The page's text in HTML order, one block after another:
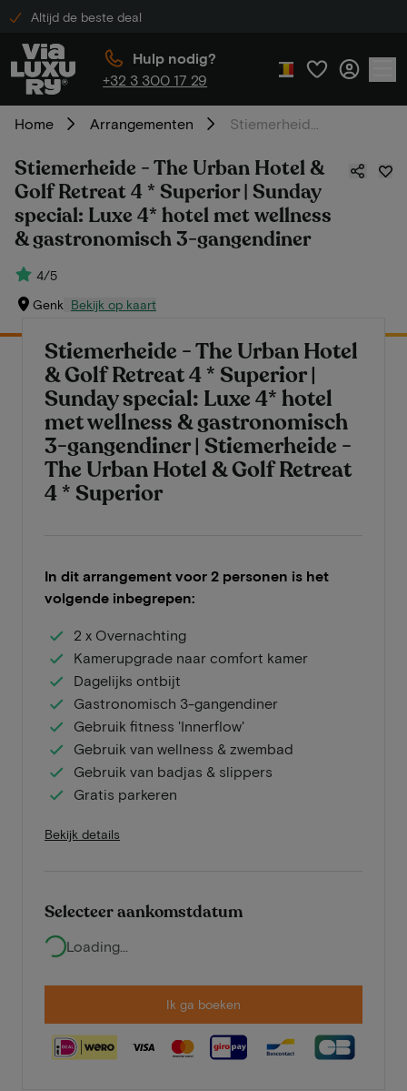
Altijd de beste deal
Hulp nodig?
+32 3 300 17 29
Home Arrangementen
Stiemerheide - The Urban Hotel &
Golf Retreat 4 * Superior | Sunday
special: Luxe 4* hotel met wellness
& gastronomisch 3-gangendiner
4/5
Genk Bekijk op kaart
Stiemerheide - The Urban Hotel
& Golf Retreat 4 * Superior |
Sunday special: Luxe 4* hotel
met wellness & gastronomisch
3-gangendiner | Stiemerheide -
The Urban Hotel & Golf Retreat
4 * Superior
In dit arrangement voor 2 personen is het
volgende inbegrepen:
2 x Overnachting
Kamerupgrade naar comfort kamer
Dagelijks ontbijt
Gastronomisch 3-gangendiner
Gebruik fitness 'Innerflow'
Gebruik van wellness & zwembad
Gebruik van badjas & slippers
Gratis parkeren
Bekijk details
Selecteer aankomstdatum
Loading...
Ik ga boeken